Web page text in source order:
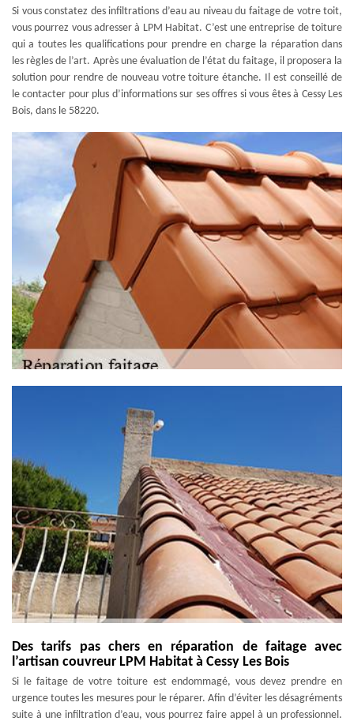
Si vous constatez des infiltrations d’eau au niveau du faitage de votre toit,
vous pourrez vous adresser à LPM Habitat. C’est une entreprise de toiture
qui a toutes les qualifications pour prendre en charge la réparation dans
les règles de l’art. Après une évaluation de l’état du faitage, il proposera la
solution pour rendre de nouveau votre toiture étanche. Il est conseillé de
le contacter pour plus d’informations sur ses offres si vous êtes à Cessy Les
Bois, dans le 58220.
Des tarifs pas chers en réparation de faitage avec
l’artisan couvreur LPM Habitat à Cessy Les Bois
Si le faitage de votre toiture est endommagé, vous devez prendre en
urgence toutes les mesures pour le réparer. Afin d’éviter les désagréments
suite à une infiltration d’eau, vous pourrez faire appel à un professionnel.